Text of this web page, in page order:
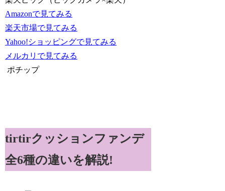
Amazonで見てみる
楽天市場で見てみる
Yahoo!ショッピングで見てみる
メルカリで見てみる
ポチップ
tirtirクッションファンデ
全6種の違いを解説!